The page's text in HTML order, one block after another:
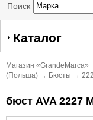
Поиск
Каталог
Магазин «GrandeMarca»
(Польша) → Бюсты →
бюст AVA 2227